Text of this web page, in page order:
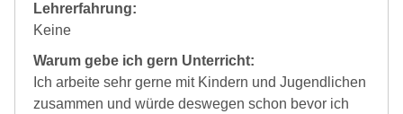
Lehrerfahrung:
Keine
Warum gebe ich gern Unterricht:
Ich arbeite sehr gerne mit Kindern und Jugendlichen
zusammen und würde deswegen schon bevor ich